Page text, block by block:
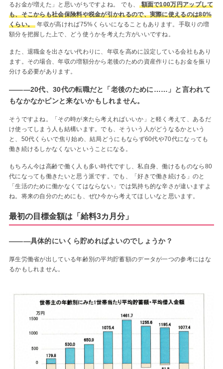
るお金が増えた」と思いがちですよね。 でも、
額面で100万円アップして
も、そこからも社会保険料や税金が引かれるので、実際に使えるのは80%
くらい。 年収が高ければ75%くらいになることもあります。手取りの増
額分を把握した上で、どう使うかを考えた方がいいですね。
また、退職金を出さない代わりに、年収を高めに設定している会社もあり
ます。その場合、年収の増額分から老後のための資産作りにもお金を振り
分ける必要があります。
―――20代、30代の転職だと「老後のために……」と言われて
もなかなかピンと来ないかもしれません。
そうですよね。「その時が来たら考えればいいか」と軽く考えて、あるだ
け使ってしまう人も結構います。でも、そういう人がどうなるかという
と、50代くらいで焦り始め、結局どうにもならず60代や70代になっても
働き続けるしかなくないということになる。
もちろん今は高齢で働く人も多い時代ですし、私自身、働けるものなら80
代になっても働きたいと思う派です。でも、「好きで働き続ける」のと
「生活のために働かなくてはならない」では気持ち的な辛さが違いますよ
ね。将来の自分のためにも、ぜひ今から考えてほしいなと思います。
最初の目標金額は「給料3カ月分」
―――具体的にいくら貯めればよいのでしょうか？
厚生労働省が出している年齢別の平均貯蓄額のデータが一つの参考にはな
るかもしれません。